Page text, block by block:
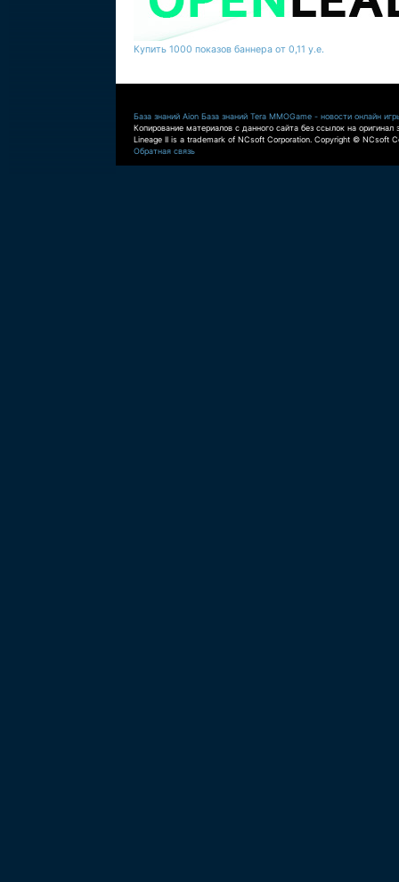
Купить 1000 показов баннера от 0,11 у.е.
База знаний Aion База знаний Tera MMOGame - новости онлайн
Копирование материалов с данного сайта без ссылок на оригинал
Lineage II is a trademark of NCsoft Corporation. Copyright © NCsoft
Обратная связь